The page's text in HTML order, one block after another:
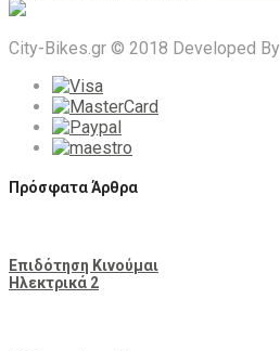
City-Bikes.gr © 2018 Developed By
Πρόσφατα Άρθρα
Επιδότηση Κινούμαι
Ηλεκτρικά 2